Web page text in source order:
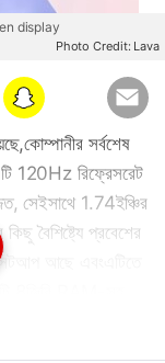
display
Photo Credit: Lava
সর্বশেষ
120Hz রিফ্রেসরেট
সেইসাথে 1.74ইঞ্চির
বৈশিষ্ট্যে প্রবেশের
সেটআপ আছে এবংএটিতে
একটি